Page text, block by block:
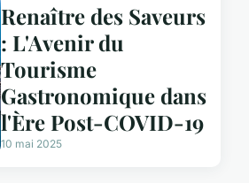
Renaître des Saveurs
: L'Avenir du
Tourisme
Gastronomique dans
l'Ère Post-COVID-19
10 mai 2025